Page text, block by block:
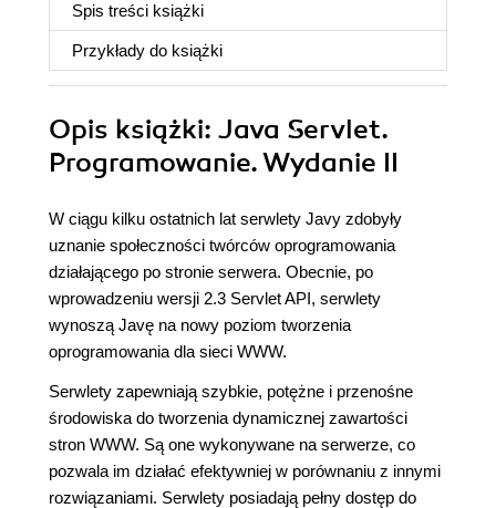
Spis treści książki
Przykłady do książki
Opis książki: Java Servlet.
Programowanie. Wydanie II
W ciągu kilku ostatnich lat serwlety Javy zdobyły
uznanie społeczności twórców oprogramowania
działającego po stronie serwera. Obecnie, po
wprowadzeniu wersji 2.3 Servlet API, serwlety
wynoszą Javę na nowy poziom tworzenia
oprogramowania dla sieci WWW.
Serwlety zapewniają szybkie, potężne i przenośne
środowiska do tworzenia dynamicznej zawartości
stron WWW. Są one wykonywane na serwerze, co
pozwala im działać efektywniej w porównaniu z innymi
rozwiązaniami. Serwlety posiadają pełny dostęp do